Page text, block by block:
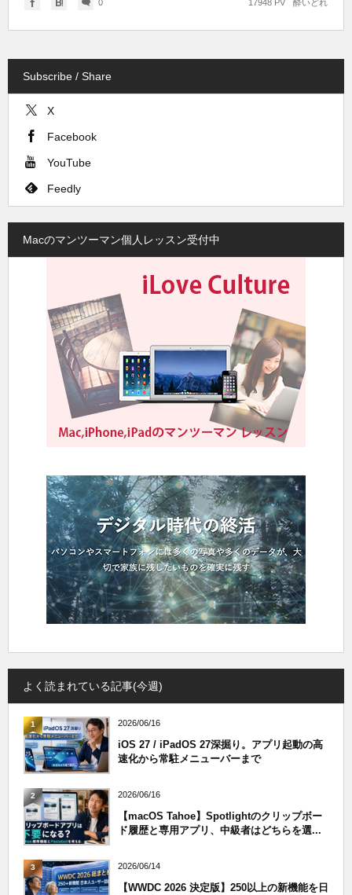
0 酔いどれ
17948 PV
Subscribe / Share
X
Facebook
YouTube
Feedly
Macのマンツーマン個人レッスン受付中
よく読まれている記事(今週)
1 2026/06/16
iOS 27 / iPadOS 27深掘り。アプリ起動の高
速化から常駐メニューバーまで
2 2026/06/16
【macOS Tahoe】Spotlightのクリップボー
ド履歴と専用アプリ、中級者はどちらを選...
3 2026/06/14
【WWDC 2026 決定版】250以上の新機能を日